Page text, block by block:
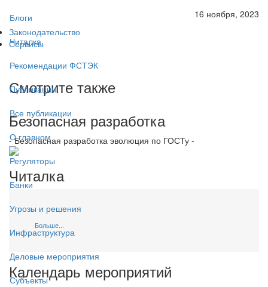
Блоги
Читалка
Рекомендации ФСТЭК
Публикации
Все публикации
О главном
Регуляторы
Банки
Угрозы и решения
Инфраструктура
Деловые мероприятия
Субъекты
16 ноября, 2023
Законодательство
Сервисы
Смотрите также
Безопасная разработка
- Безопасная разработка эволюция по ГОСТу -
Читалка
Больше...
Календарь мероприятий